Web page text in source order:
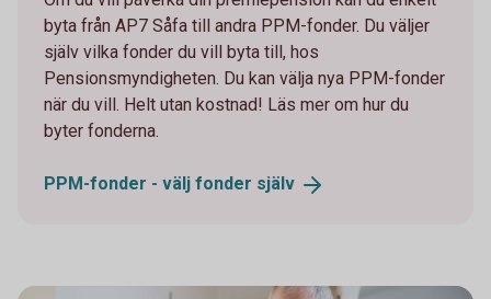
byta från AP7 Såfa till andra PPM-fonder. Du väljer
själv vilka fonder du vill byta till, hos
Pensionsmyndigheten. Du kan välja nya PPM-fonder
när du vill. Helt utan kostnad! Läs mer om hur du
byter fonderna.
PPM-fonder - välj fonder själv